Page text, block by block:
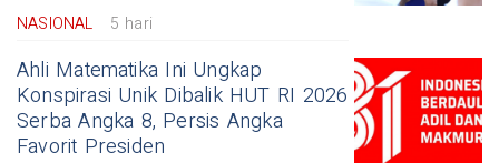
NASIONAL 5 hari
Ahli Matematika Ini Ungkap
Konspirasi Unik Dibalik HUT RI 2026
Serba Angka 8, Persis Angka
Favorit Presiden